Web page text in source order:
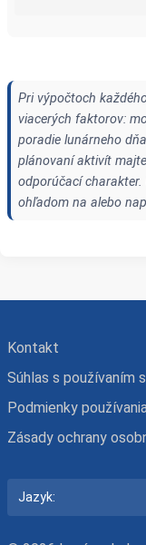
Pri výpočtoch
viacerých faktorov:
poradie lunárneho
plánovaní aktivít
odporúčací
ohľadom na alebo
Kontakt
Súhlas s používaním
Podmienky
Zásady ochrany
Jazyk: